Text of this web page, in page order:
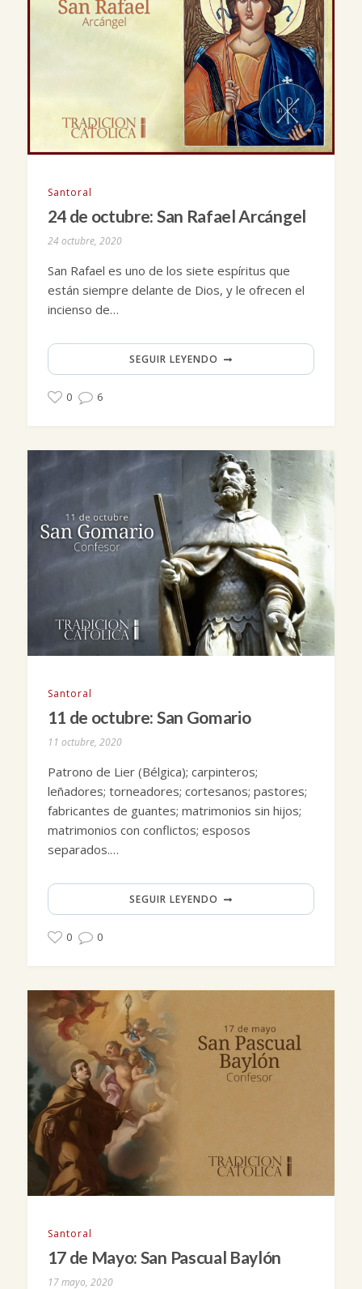
Santoral
24 de octubre: San Rafael Arcángel
24 octubre, 2020
San Rafael es uno de los siete espíritus que
están siempre delante de Dios, y le ofrecen el
incienso de…
SEGUIR LEYENDO
0 6
Santoral
11 de octubre: San Gomario
11 octubre, 2020
Patrono de Lier (Bélgica); carpinteros;
leñadores; torneadores; cortesanos; pastores;
fabricantes de guantes; matrimonios sin hijos;
matrimonios con conflictos; esposos
separados.…
SEGUIR LEYENDO
0 0
Santoral
17 de Mayo: San Pascual Baylón
17 mayo, 2020